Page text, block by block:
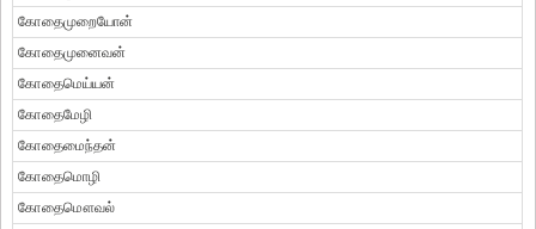
கோதைமுறையோன்
கோதைமுனைவன்
கோதைமெய்யன்
கோதைமேழி
கோதைமைந்தன்
கோதைமொழி
கோதைமௌவல்